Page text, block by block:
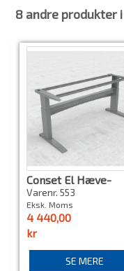
8 andre produkter
Conset El Hæve-
sænkestel med
motorer. nyt
Varenr. 553
Eksk. Moms
4 440,00
kr
SE MERE